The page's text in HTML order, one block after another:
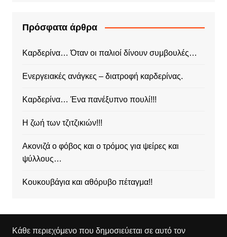
Πρόσφατα άρθρα
Καρδερίνα… Όταν οι παλιοί δίνουν συμβουλές…
Ενεργειακές ανάγκες – διατροφή καρδερίνας.
Καρδερίνα… Ένα πανέξυπνο πουλί!!!
Η ζωή των τζιτζικιών!!!
Ακονιζά ο φόβος και ο τρόμος για ψείρες και
ψύλλους…
Κουκουβάγια και αθόρυβο πέταγμα!!
Κάθε περιεχόμενο που δημοσιεύεται σε αυτό τον